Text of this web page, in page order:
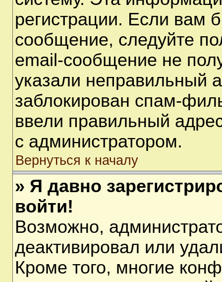
регистрации. Если вам
сообщение, следуйте
email-сообщение не
указали неправильный
заблокирован спам-
ввели правильный
с администратором.
Вернуться к началу
» Я давно
войти!
Возможно,
деактивировал или
Кроме того, многие